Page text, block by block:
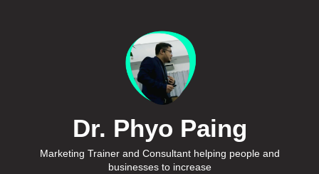
Dr. Phyo Paing
Marketing Trainer and Consultant helping people and
businesses to increase